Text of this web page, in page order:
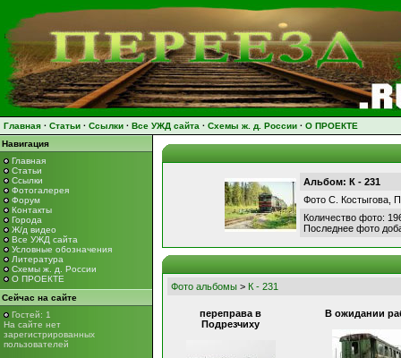
Главная · Статьи · Ссылки · Все УЖД сайта · Схемы ж. д. России · О ПРОЕКТЕ
Навигация
Главная
Статьи
Ссылки
Фотогалерея
Форум
Контакты
Города
Ж/д видео
Все УЖД сайта
Условные обозначения
Литература
Схемы ж. д. России
О ПРОЕКТЕ
Сейчас на сайте
Гостей: 1
На сайте нет
зарегистрированных
пользователей
Альбом: К - 231
Фото С. Костыгова,
Количество фото:
Последнее фото
Фото альбомы > К - 231
переправа в
Подрезчиху
В ожидании